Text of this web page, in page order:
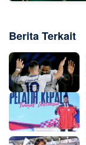
Berita Terkait